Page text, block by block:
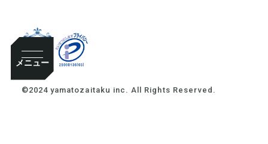
メニュー
©2024 yamatozaitaku inc. All Rights Reserved.